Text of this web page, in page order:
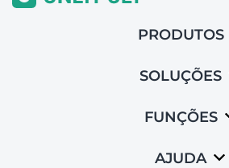
PRODUTOS
SOLUÇÕES
FUNÇÕES
AJUDA